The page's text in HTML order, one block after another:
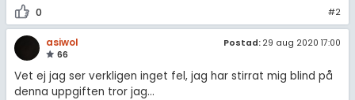
0 #2
asiwol
66
Postad: 29 aug 2020 17:00
Vet ej jag ser verkligen inget fel, jag har stirrat mig blind på
denna uppgiften tror jag...